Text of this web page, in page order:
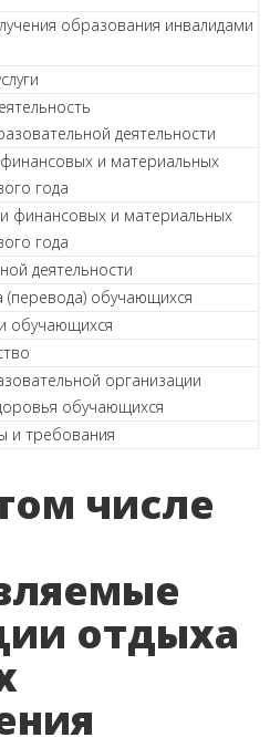
образования инвалидами
деятельности
и материальных
года
финансовых и материальных
года
деятельности
(перевода) обучающихся
обучающихся
организации
обучающихся
и требования
числе
отдыха